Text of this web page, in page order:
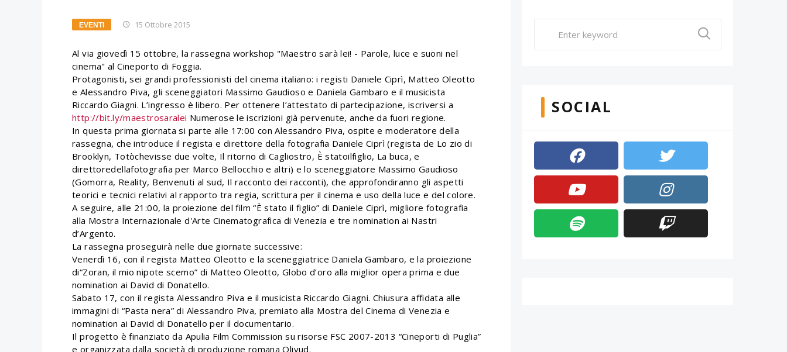
EVENTI 15 Ottobre 2015
Al via giovedì 15 ottobre, la rassegna workshop "Maestro sarà lei! - Parole, luce e suoni nel
cinema" al Cineporto di Foggia.
Protagonisti, sei grandi professionisti del cinema italiano: i registi Daniele Ciprì, Matteo Oleotto
e Alessandro Piva, gli sceneggiatori Massimo Gaudioso e Daniela Gambaro e il musicista
Riccardo Giagni. L’ingresso è libero. Per ottenere l’attestato di partecipazione, iscriversi a
http://bit.ly/maestrosaralei Numerose le iscrizioni già pervenute, anche da fuori regione.
In questa prima giornata si parte alle 17:00 con Alessandro Piva, ospite e moderatore della
rassegna, che introduce il regista e direttore della fotografia Daniele Ciprì (regista de Lo zio di
Brooklyn, Totòchevisse due volte, Il ritorno di Cagliostro, È statoilfiglio, La buca, e
direttoredellafotografia per Marco Bellocchio e altri) e lo sceneggiatore Massimo Gaudioso
(Gomorra, Reality, Benvenuti al sud, Il racconto dei racconti), che approfondiranno gli aspetti
teorici e tecnici relativi al rapporto tra regia, scrittura per il cinema e uso della luce e del colore.
A seguire, alle 21:00, la proiezione del film “È stato il figlio” di Daniele Ciprì, migliore fotografia
alla Mostra Internazionale d'Arte Cinematografica di Venezia e tre nomination ai Nastri
d’Argento.
La rassegna proseguirà nelle due giornate successive:
Venerdì 16, con il regista Matteo Oleotto e la sceneggiatrice Daniela Gambaro, e la proiezione
di“Zoran, il mio nipote scemo” di Matteo Oleotto, Globo d’oro alla miglior opera prima e due
nomination ai David di Donatello.
Sabato 17, con il regista Alessandro Piva e il musicista Riccardo Giagni. Chiusura affidata alle
immagini di “Pasta nera” di Alessandro Piva, premiato alla Mostra del Cinema di Venezia e
nomination ai David di Donatello per il documentario.
Il progetto è finanziato da Apulia Film Commission su risorse FSC 2007-2013 “Cineporti di Puglia”
e organizzata dalla società di produzione romana Olivud.
SOCIAL